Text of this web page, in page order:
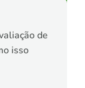
de
isso